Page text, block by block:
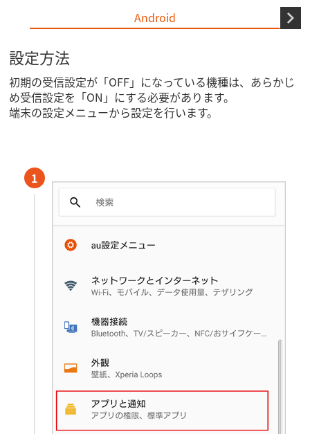
Android
設定方法
初期の受信設定が「OFF」になっている機種は、あらかじ
め受信設定を「ON」にする必要があります。
端末の設定メニューから設定を行います。
1